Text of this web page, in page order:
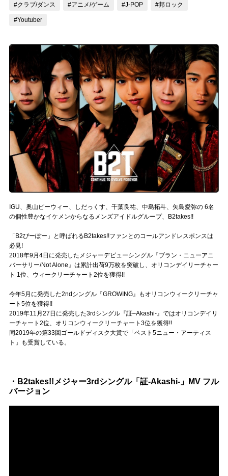
記事リクエスト
LINK
muevoクラウドファンディング
muevoコミュニティ
ぶいクラ！by muevo
ぶいコミュ！by muevo
ぶいマガ！ by muevo
Follow us
#クラブ/ダンス #アニメ/ゲーム #J-POP #邦ロック
#Youtuber
IGU、奥山ピーウィー、しだっくす、千葉良祐、中島拓斗、矢島愛弥の 6名
の個性豊かなイケメンからなるメンズアイドルグループ、B2takes!!
「B2ぴーぽー」と呼ばれるB2takes!!ファンとのコールアンドレスポンスは
必見!
2018年9月4日に発売したメジャーデビューシングル『ブラン・ニューアニ
バーサリー/Not Alone』は累計出荷9万枚を突破し、オリコンデイリーチャー
ト 1位、ウィークリーチャート2位を獲得!!
今年5月に発売した2ndシングル『GROWING』もオリコンウィークリーチャ
ート5位を獲得!!
2019年11月27日に発売した3rdシングル『証–Akashi-』ではオリコンデイリ
ーチャート2位、オリコンウィークリーチャート3位を獲得!!
同2019年の第33回ゴールドディスク大賞で「ベスト5ニュー・アーティス
ト」も受賞している。
・B2takes!!メジャー3rdシングル「証-Akashi-」MV フル
バージョン